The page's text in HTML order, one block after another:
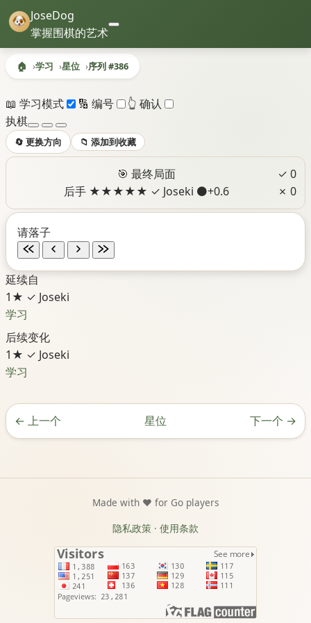
JoseDog
掌握围棋的艺术
🏠 学习 星位 序列 #386
序列 #386 - 星位
请落子
📖 学习模式 🔢 编号
👆 确认
执棋
🔄 更换方向 📁 添加到收藏
🎯 最终局面
后手 ★★★★★ ✓ Joseki ⚫+0.6
✓ 0
✗ 0
延续自
1★ ✓ Joseki
学习
后续变化
1★ ✓ Joseki
学习
← 上一个 星位 下一个 →
Made with ❤️ for Go players
隐私政策 · 使用条款